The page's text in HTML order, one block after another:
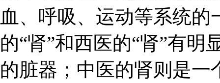
血、呼吸、运动等系统的
的“肾”和西医的“肾”有
的脏器；中医的肾则是